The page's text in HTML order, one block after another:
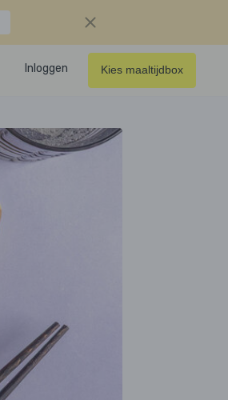
Inloggen Kies maaltijdbox